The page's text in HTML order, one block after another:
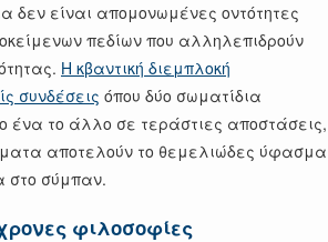
δεν είναι απομονωμένες οντότητες
πεδίων που αλληλεπιδρούν
Η κβαντική διεμπλοκή
συνδέσεις όπου δύο σωματίδια
ένα το άλλο σε τεράστιες αποστάσεις,
αποτελούν το θεμελιώδες ύφασμα
στο σύμπαν.
φιλοσοφίες